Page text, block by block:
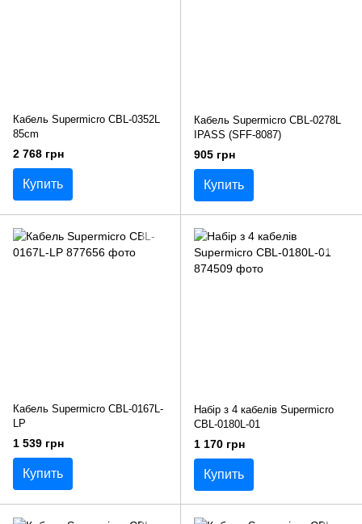
Кабель Supermicro CBL-0352L
85cm
2 768 грн
Купить
Кабель Supermicro CBL-0278L
IPASS (SFF-8087)
905 грн
Купить
Кабель Supermicro CBL-0167L-
LP
1 539 грн
Купить
Набір з 4 кабелів Supermicro
CBL-0180L-01
1 170 грн
Купить